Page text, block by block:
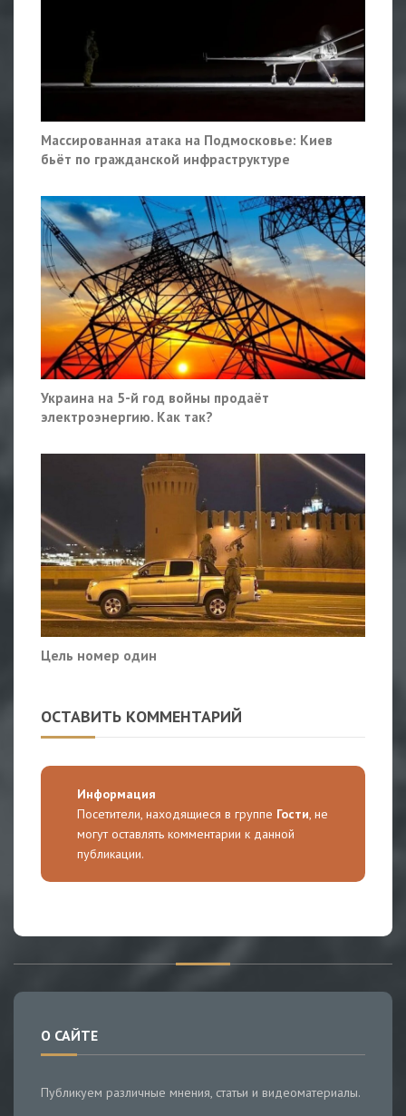
Массированная атака на Подмосковье: Киев
бьёт по гражданской инфраструктуре
Украина на 5-й год войны продаёт
электроэнергию. Как так?
Цель номер один
ОСТАВИТЬ КОММЕНТАРИЙ
Информация
Посетители, находящиеся в группе Гости, не
могут оставлять комментарии к данной
публикации.
О САЙТЕ
Публикуем различные мнения, статьи и видеоматериалы.